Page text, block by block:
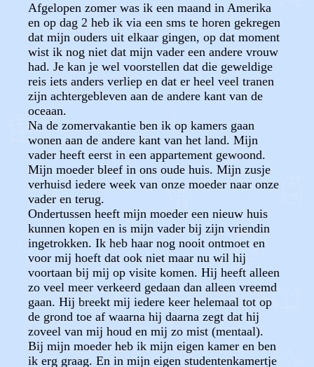
Afgelopen zomer was ik een maand in Amerika
en op dag 2 heb ik via een sms te horen gekregen
dat mijn ouders uit elkaar gingen, op dat moment
wist ik nog niet dat mijn vader een andere vrouw
had. Je kan je wel voorstellen dat die geweldige
reis iets anders verliep en dat er heel veel tranen
zijn achtergebleven aan de andere kant van de
oceaan.
Na de zomervakantie ben ik op kamers gaan
wonen aan de andere kant van het land. Mijn
vader heeft eerst in een appartement gewoond.
Mijn moeder bleef in ons oude huis. Mijn zusje
verhuisd iedere week van onze moeder naar onze
vader en terug.
Ondertussen heeft mijn moeder een nieuw huis
kunnen kopen en is mijn vader bij zijn vriendin
ingetrokken. Ik heb haar nog nooit ontmoet en
voor mij hoeft dat ook niet maar nu wil hij
voortaan bij mij op visite komen. Hij heeft alleen
zo veel meer verkeerd gedaan dan alleen vreemd
gaan. Hij breekt mij iedere keer helemaal tot op
de grond toe af waarna hij daarna zegt dat hij
zoveel van mij houd en mij zo mist (mentaal).
Bij mijn moeder heb ik mijn eigen kamer en ben
ik erg graag. En in mijn eigen studentenkamertje